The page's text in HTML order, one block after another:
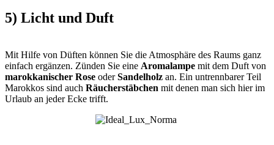
5) Licht und Duft
Mit Hilfe von Düften können Sie die Atmosphäre des Raums ganz
einfach ergänzen. Zünden Sie eine Aromalampe mit dem Duft von
marokkanischer Rose oderSandelholz an. Ein untrennbarer Teil
Marokkos sind auch Räucherstäbchen mit denen man sich hier im
Urlaub an jeder Ecke trifft.